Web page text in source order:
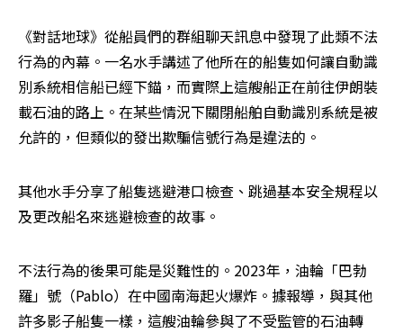
《對話地球》從船員們的群組聊天訊息中發現了此類不法
行為的內幕。一名水手講述了他所在的船隻如何讓自動識
別系統相信船已經下錨，而實際上這艘船正在前往伊朗裝
載石油的路上。在某些情況下關閉船舶自動識別系統是被
允許的，但類似的發出欺騙信號行為是違法的。
其他水手分享了船隻逃避港口檢查、跳過基本安全規程以
及更改船名來逃避檢查的故事。
不法行為的後果可能是災難性的。2023年，油輪「巴勃
羅」號（Pablo）在中國南海起火爆炸。據報導，與其他
許多影子船隻一樣，這艘油輪參與了不受監管的石油轉